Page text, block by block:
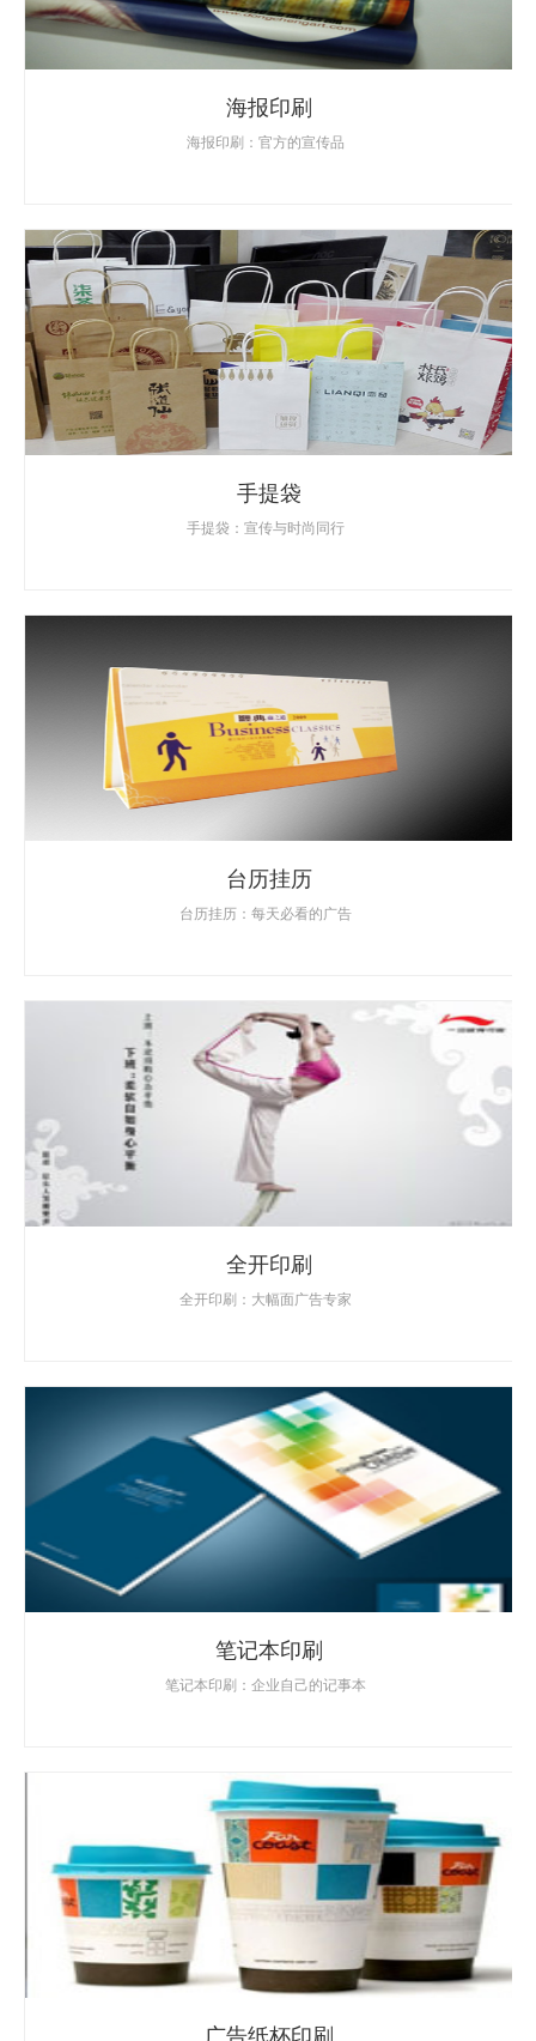
海报印刷
海报印刷：官方的宣传品
手提袋
手提袋：宣传与时尚同行
台历挂历
台历挂历：每天必看的广告
全开印刷
全开印刷：大幅面广告专家
笔记本印刷
笔记本印刷：企业自己的记事本
广告纸杯印刷